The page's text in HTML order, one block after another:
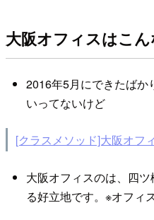
大阪オフィスはこ
2016年5月にできたばか
いってないけど
[クラスメソッド]大阪オフ
大阪オフィスのは、四
る好立地です。※オフィ